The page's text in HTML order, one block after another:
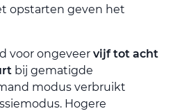
opstarten geven het
voor ongeveer vijf tot acht
bij gematigde
modus verbruikt
Hogere